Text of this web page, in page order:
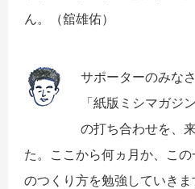
ん。（舘雄佑）
サポーターのみな
「紙版ミシマガジ
の打ち合わせを、
た。ここから何ヵ月か、こ
のつくり方を勉強していき